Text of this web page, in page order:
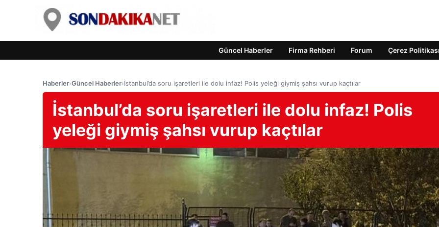
Güncel Haberler Firma Rehberi Forum Çerez Politikası
Haberler›Güncel Haberler›İstanbul’da soru işaretleri ile dolu infaz! Polis yeleği giymiş şahsı vurup kaçtılar
İstanbul’da soru işaretleri ile dolu infaz! Polis
yeleği giymiş şahsı vurup kaçtılar